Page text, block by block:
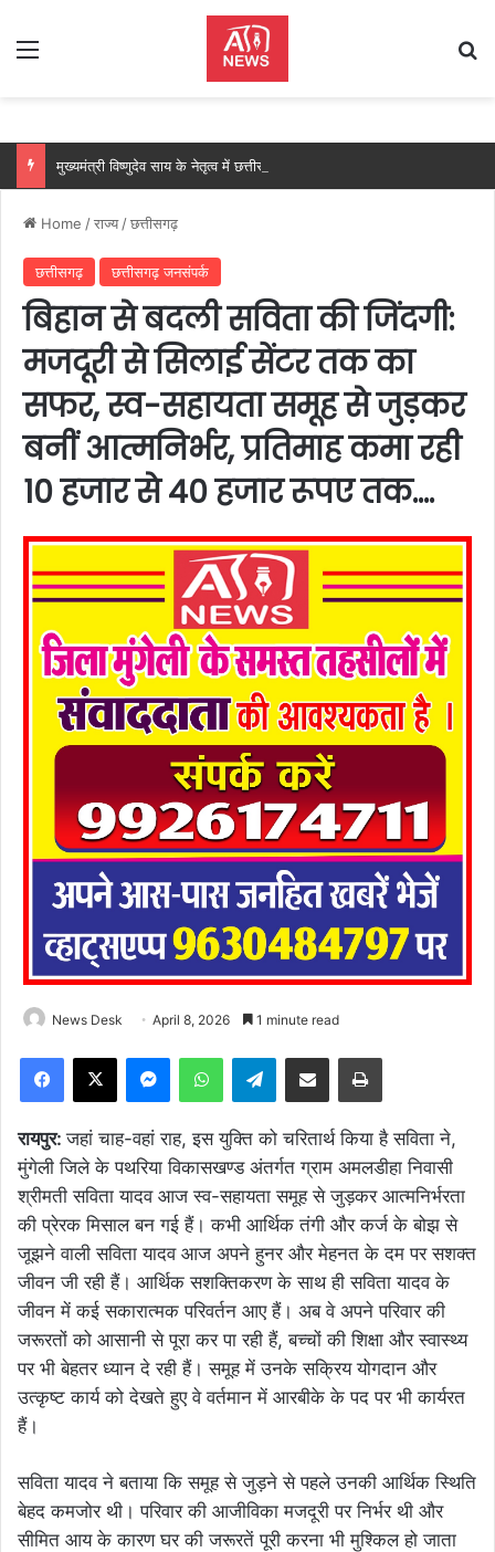
Menu
Home /राज्य /छत्तीसगढ़
छत्तीसगढ़ छत्तीसगढ़ जनसंपर्क
बिहान से बदली सविता की जिंदगी:
मजदूरी से सिलाई सेंटर तक का
सफर, स्व-सहायता समूह से जुड़कर
बनीं आत्मनिर्भर, प्रतिमाह कमा रही
10 हजार से 40 हजार रूपए तक….
News Desk April 8, 2026 1 minute read
Facebook
X MessengerWhatsAppTelegramShare via Email Print
रायपुर:जहां चाह-वहां राह, इस युक्ति को चरितार्थ किया है सविता ने,
मुंगेली जिले के पथरिया विकासखण्ड अंतर्गत ग्राम अमलडीहा निवासी
श्रीमती सविता यादव आज स्व-सहायता समूह से जुड़कर आत्मनिर्भरता
की प्रेरक मिसाल बन गई हैं। कभी आर्थिक तंगी और कर्ज के बोझ से
जूझने वाली सविता यादव आज अपने हुनर और मेहनत के दम पर सशक्त
जीवन जी रही हैं। आर्थिक सशक्तिकरण के साथ ही सविता यादव के
जीवन में कई सकारात्मक परिवर्तन आए हैं। अब वे अपने परिवार की
जरूरतों को आसानी से पूरा कर पा रही हैं, बच्चों की शिक्षा और स्वास्थ्य
पर भी बेहतर ध्यान दे रही हैं। समूह में उनके सक्रिय योगदान और
उत्कृष्ट कार्य को देखते हुए वे वर्तमान में आरबीके के पद पर भी कार्यरत
हैं।
सविता यादव ने बताया कि समूह से जुड़ने से पहले उनकी आर्थिक स्थिति
बेहद कमजोर थी। परिवार की आजीविका मजदूरी पर निर्भर थी और
सीमित आय के कारण घर की जरूरतें पूरी करना भी मुश्किल हो जाता